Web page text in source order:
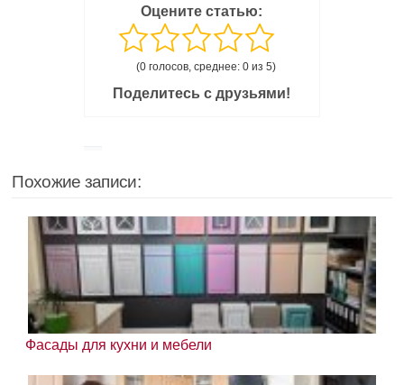
Оцените статью:
(0 голосов, среднее: 0 из 5)
Поделитесь с друзьями!
Похожие записи:
Фасады для кухни и мебели